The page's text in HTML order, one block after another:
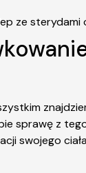
sprawę z
swojego